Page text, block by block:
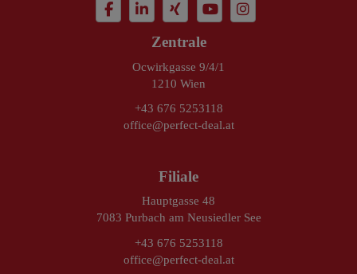
Zentrale
Ocwirkgasse 9/4/1
1210 Wien
+43 676 5253118
office@perfect-deal.at
Filiale
Hauptgasse 48
7083 Purbach am Neusiedler See
+43 676 5253118
office@perfect-deal.at